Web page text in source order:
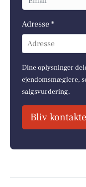
Adresse *
Adresse
Dine oplysninger
ejendomsmæglere,
salgsvurdering.
Bliv